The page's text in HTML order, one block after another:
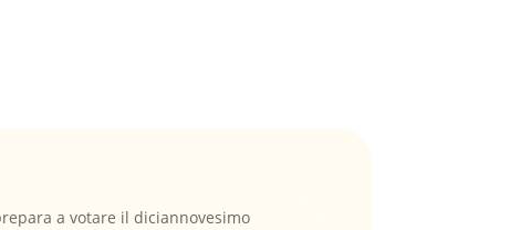
a votare il diciannovesimo